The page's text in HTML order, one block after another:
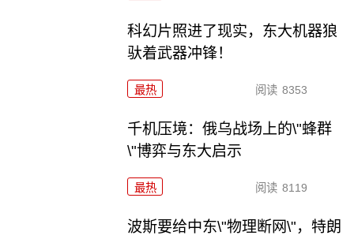
科幻片照进了现实，东大机器狼
驮着武器冲锋！
最热 阅读 8353
千机压境：俄乌战场上的\"蜂群
\"博弈与东大启示
最热 阅读 8119
波斯要给中东\"物理断网\"，特朗